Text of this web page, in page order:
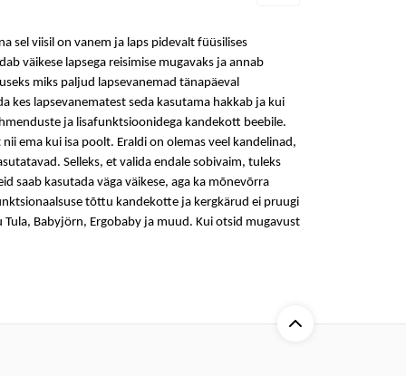
sel viisil on vanem ja laps pidevalt füüsilises
väikese lapsega reisimise mugavaks ja annab
miks paljud lapsevanemad tänapäeval
kes lapsevanematest seda kasutama hakkab ja kui
ja lisafunktsioonidega kandekott beebile.
ema kui isa poolt. Eraldi on olemas veel kandelinad,
Selleks, et valida endale sobivaim, tuleks
saab kasutada väga väikese, aga ka mõnevõrra
tõttu kandekotte ja kergkärud ei pruugi
Babyjörn, Ergobaby ja muud. Kui otsid mugavust